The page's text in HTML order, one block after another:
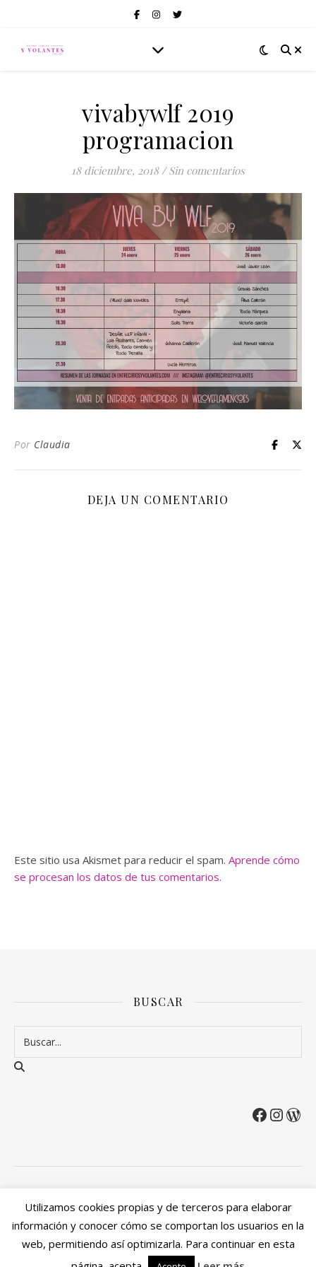
vivabywlf 2019
programacion
18 diciembre, 2018 / Sin comentarios
Por Claudia
DEJA UN COMENTARIO
Este sitio usa Akismet para reducir el spam. Aprende cómo
se procesan los datos de tus comentarios.
BUSCAR
Política de privacidad Política de devoluciones y reembolsos
Mi cuenta
Ashe Tema deWP Royal
Utilizamos cookies propias y de terceros para elaborar
información y conocer cómo se comportan los usuarios en la
web, permitiendo así optimizarla. Para continuar en esta